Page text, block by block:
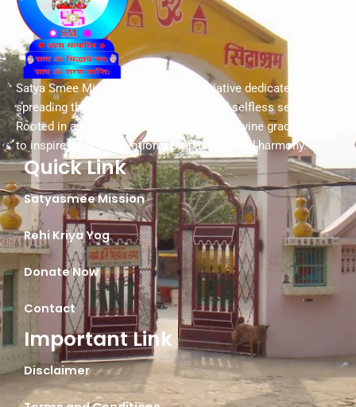
Satya Smee Mission is a spiritual initiative dedicated to
spreading the values of truth, peace, and selfless service.
Rooted in ancient wisdom and guided by divine grace, we aim
to inspire a life of devotion, compassion, and harmony.
Quick Link
Satyasmee Mission
Rehi Kriya Yog
Donate Now
Contact
Important Link
Disclaimer